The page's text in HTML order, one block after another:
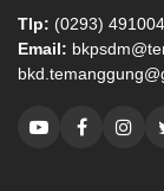
Tlp: (0293)
Email: